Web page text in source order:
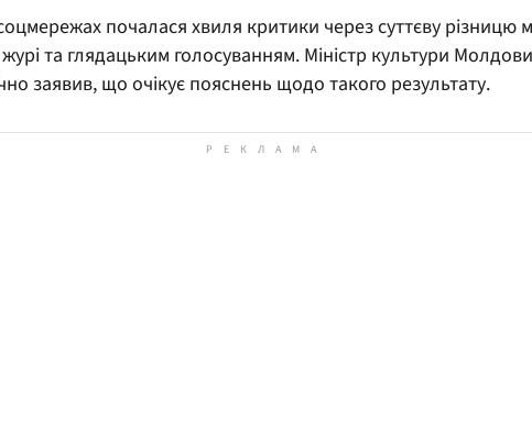
почалася хвиля критики через суттєву різницю
та глядацьким голосуванням. Міністр культури Молдови
заявив, що очікує пояснень щодо такого результату.